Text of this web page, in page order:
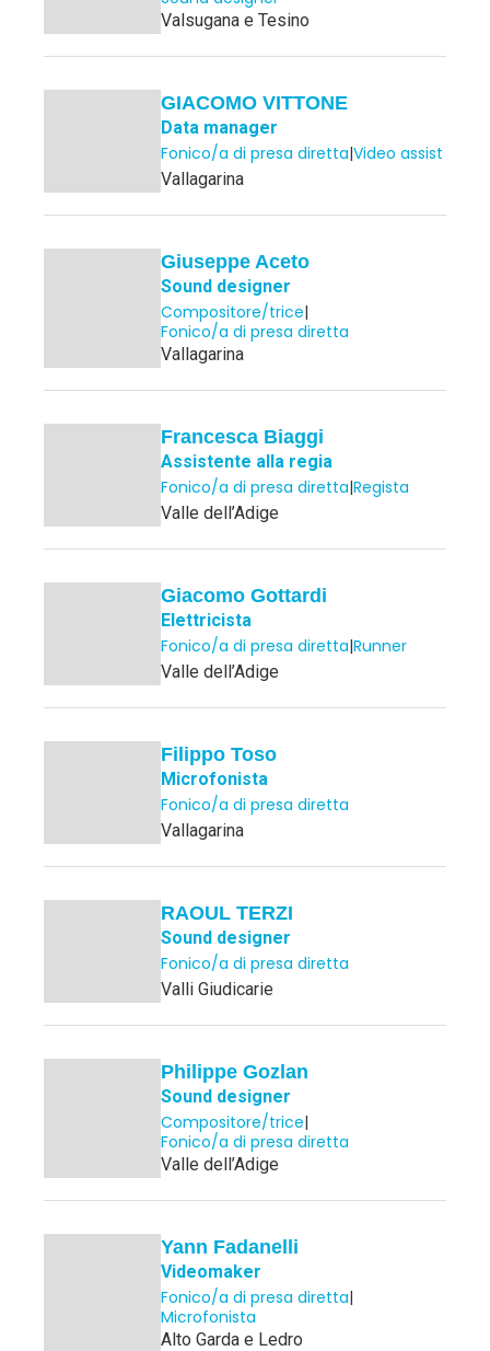
Valsugana e Tesino
GIACOMO VITTONE
Data manager
Fonico/a di presa diretta|Video assist
Vallagarina
Giuseppe Aceto
Sound designer
Compositore/trice|
Fonico/a di presa diretta
Vallagarina
Francesca Biaggi
Assistente alla regia
Fonico/a di presa diretta|Regista
Valle dell’Adige
Giacomo Gottardi
Elettricista
Fonico/a di presa diretta|Runner
Valle dell’Adige
Filippo Toso
Microfonista
Fonico/a di presa diretta
Vallagarina
RAOUL TERZI
Sound designer
Fonico/a di presa diretta
Valli Giudicarie
Philippe Gozlan
Sound designer
Compositore/trice|
Fonico/a di presa diretta
Valle dell’Adige
Yann Fadanelli
Videomaker
Fonico/a di presa diretta|
Microfonista
Alto Garda e Ledro